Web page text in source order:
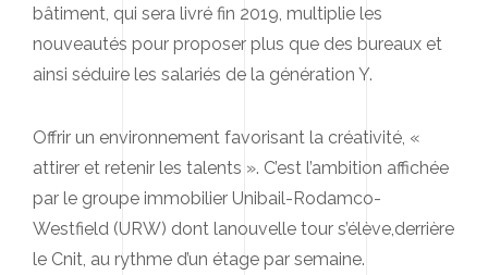
bâtiment, qui sera livré fin 2019, multiplie les
nouveautés pour proposer plus que des bureaux et
ainsi séduire les salariés de la génération Y.
Offrir un environnement favorisant la créativité, «
attirer et retenir les talents ». C’est l’ambition affichée
par le groupe immobilier Unibail-Rodamco-
Westfield (URW) dont lanouvelle tour s’élève,derrière
le Cnit, au rythme d’un étage par semaine.